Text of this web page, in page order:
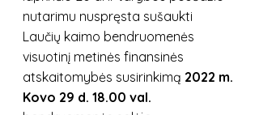
nutarimu nuspręsta sušaukti
Laučių kaimo bendruomenės
visuotinį metinės finansinės
atskaitomybės susirinkimą 2022 m.
Kovo 29 d. 18.00 val.